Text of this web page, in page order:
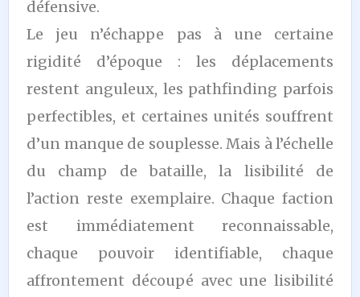
défensive.
Le jeu n’échappe pas à une certaine
rigidité d’époque : les déplacements
restent anguleux, les pathfinding parfois
perfectibles, et certaines unités souffrent
d’un manque de souplesse. Mais à l’échelle
du champ de bataille, la lisibilité de
l’action reste exemplaire. Chaque faction
est immédiatement reconnaissable,
chaque pouvoir identifiable, chaque
affrontement découpé avec une lisibilité